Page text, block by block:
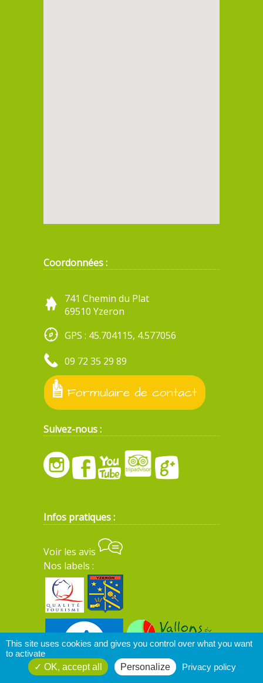
Coordonnées :
741 Chemin du Plat
69510 Yzeron
GPS : 45.704115, 4.577056
09 72 35 29 89
Formulaire de contact
Suivez-nous :
Infos pratiques :
Voir les avis
Nos labels :
This site uses cookies and gives you control over what you want
to activate
OK, accept all
Personalize Privacy policy